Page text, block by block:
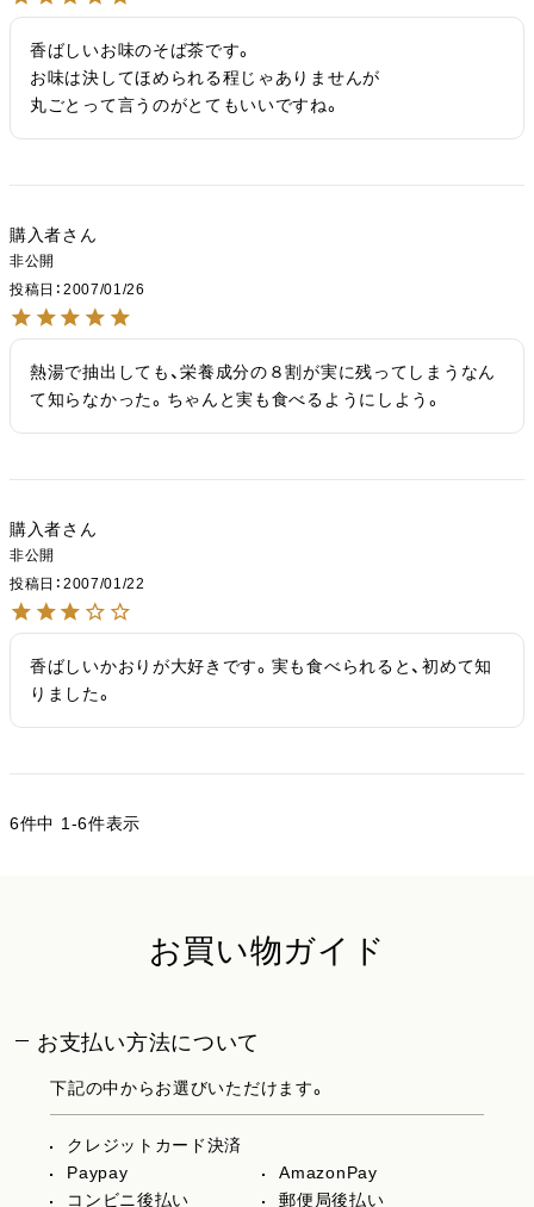
香ばしいお味のそば茶です。
お味は決してほめられる程じゃありませんが
丸ごとって言うのがとてもいいですね。
購入者
非公開
投稿日
2007/01/26
熱湯で抽出しても、栄養成分の８割が実に残ってしまうなん
て知らなかった。ちゃんと実も食べるようにしよう。
購入者
非公開
投稿日
2007/01/22
香ばしいかおりが大好きです。実も食べられると、初めて知
りました。
6件中 1-6件表示
お買い物ガイド
お支払い方法について
下記の中からお選びいただけます。
クレジットカード決済
Paypay
AmazonPay
コンビニ後払い
郵便局後払い